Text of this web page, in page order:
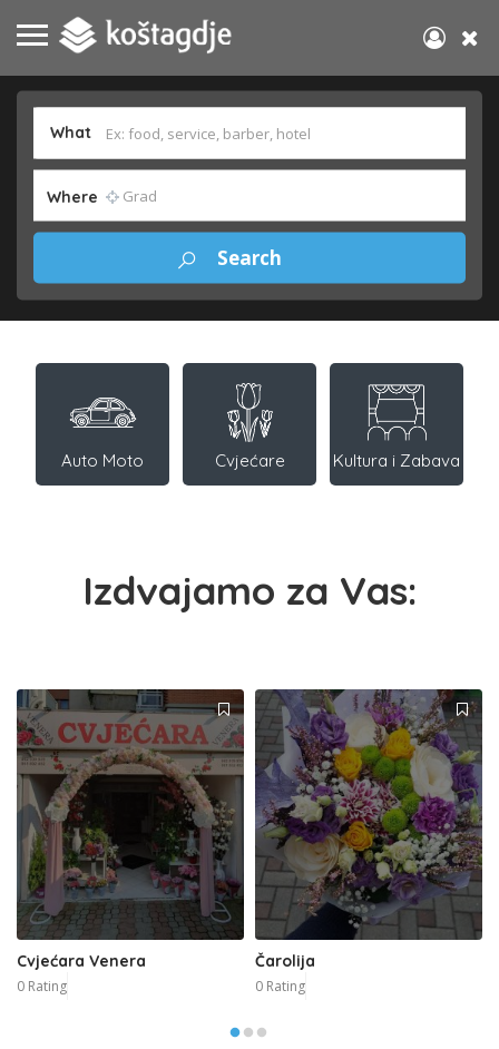
What
Where
Auto Moto Cvjećare Kultura i Zabava
Izdvajamo za Vas:
Cvjećara Venera
0 Rating
Čarolija
0 Rating